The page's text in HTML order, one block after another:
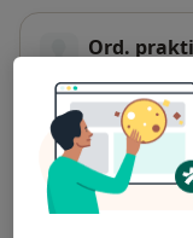
Ord.
Dostupnost
Na této adrese